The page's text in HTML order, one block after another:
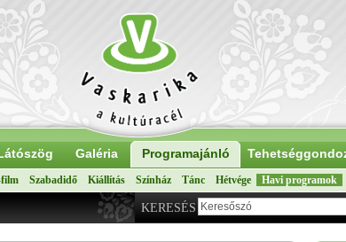
Galéria Programajánló
Szabadidő Kiállítás Színház Tánc Hétvége Havi programok
KERESÉS